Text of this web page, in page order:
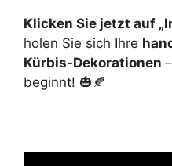
Klicken Sie jetzt auf
holen Sie sich Ihre
Kürbis-Dekorationen
beginnt! 🎃🍂